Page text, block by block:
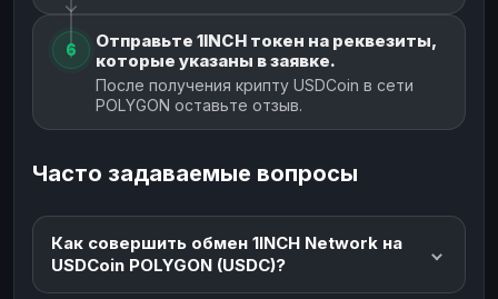
6
Отправьте 1INCH токен на реквезиты,
которые указаны в заявке.
После получения крипту USDCoin в сети
POLYGON оставьте отзыв.
Часто задаваемые вопросы
Как совершить обмен 1INCH Network на
USDCoin POLYGON (USDC)?